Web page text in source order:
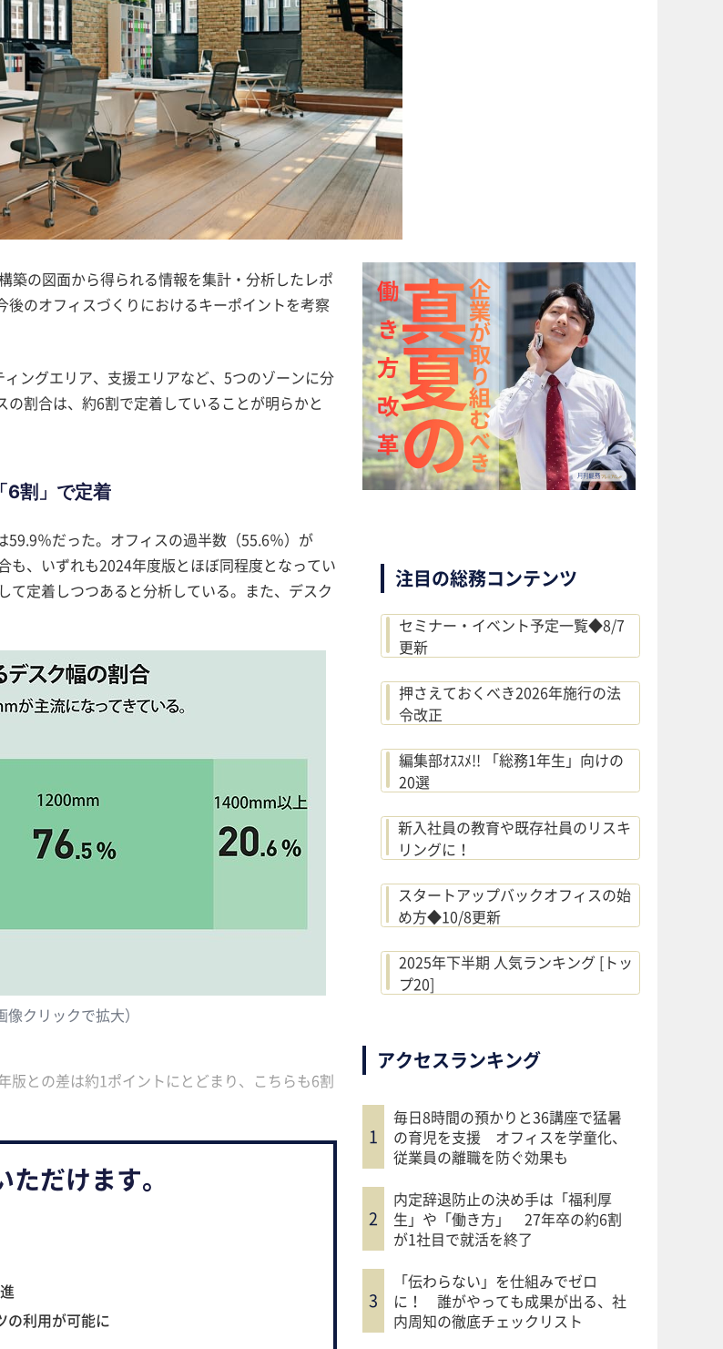
注目の総務コンテンツ
セミナー・イベント予定一覧◆8/7
更新
押さえておくべき2026年施行の法
令改正
編集部ｵｽｽﾒ!! 「総務1年生」向けの
20選
新入社員の教育や既存社員のリスキ
リングに！
スタートアップバックオフィスの始
め方◆10/8更新
2025年下半期 人気ランキング [トッ
プ20]
アクセスランキング
毎日8時間の預かりと36講座で猛暑
の育児を支援 オフィスを学童化、
従業員の離職を防ぐ効果も
内定辞退防止の決め手は「福利厚
生」や「働き方」 27年卒の約6割
が1社目で就活を終了
「伝わらない」を仕組みでゼロ
に！ 誰がやっても成果が出る、社
内周知の徹底チェックリスト
築の図面から得られる情報を集計・分析したレポ
のオフィスづくりにおけるキーポイントを考察
ィングエリア、支援エリアなど、5つのゾーンに分
割合は、約6割で定着していることが明らかと
6割」で定着
％だった。オフィスの過半数（55.6％）が
も、いずれも2024年度版とほぼ同程度となってい
て定着しつつあると分析している。また、デスク
クリックで拡大）
版との差は約1ポイントにとどまり、こちらも6割
だけます。
の利用が可能に